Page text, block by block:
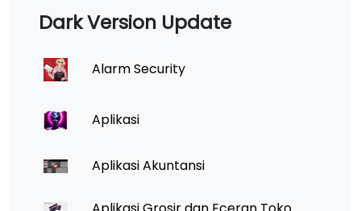
Dark Version Update
Alarm Security
Aplikasi
Aplikasi Akuntansi